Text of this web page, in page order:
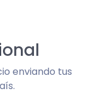
enviando tus